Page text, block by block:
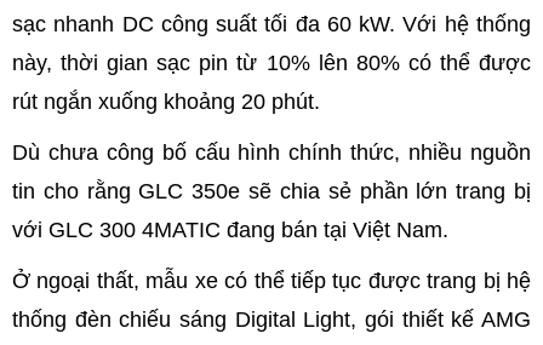
sạc nhanh DC công suất tối đa 60 kW. Với hệ thống
này, thời gian sạc pin từ 10% lên 80% có thể được
rút ngắn xuống khoảng 20 phút.
Dù chưa công bố cấu hình chính thức, nhiều nguồn
tin cho rằng GLC 350e sẽ chia sẻ phần lớn trang bị
với GLC 300 4MATIC đang bán tại Việt Nam.
Ở ngoại thất, mẫu xe có thể tiếp tục được trang bị hệ
thống đèn chiếu sáng Digital Light, gói thiết kế AMG